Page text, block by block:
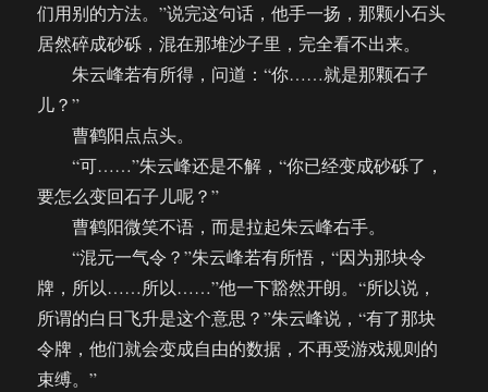
们用别的方法。”说完这句话，他手一扬，那颗小石头
居然碎成砂砾，混在那堆沙子里，完全看不出来。
朱云峰若有所得，问道：“你……就是那颗石子
儿？”
曹鹤阳点点头。
“可……”朱云峰还是不解，“你已经变成砂砾了，
要怎么变回石子儿呢？”
曹鹤阳微笑不语，而是拉起朱云峰右手。
“混元一气令？”朱云峰若有所悟，“因为那块令
牌，所以……所以……”他一下豁然开朗。“所以说，
所谓的白日飞升是这个意思？”朱云峰说，“有了那块
令牌，他们就会变成自由的数据，不再受游戏规则的
束缚。”